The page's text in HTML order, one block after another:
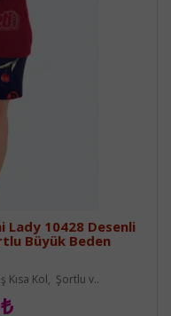
Lady 10428 Desenli
Büyük Beden
Kısa Kol, Şortlu v..